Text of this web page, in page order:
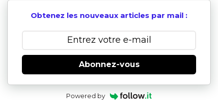
Obtenez les nouveaux articles par mail :
Abonnez-vous
Powered by